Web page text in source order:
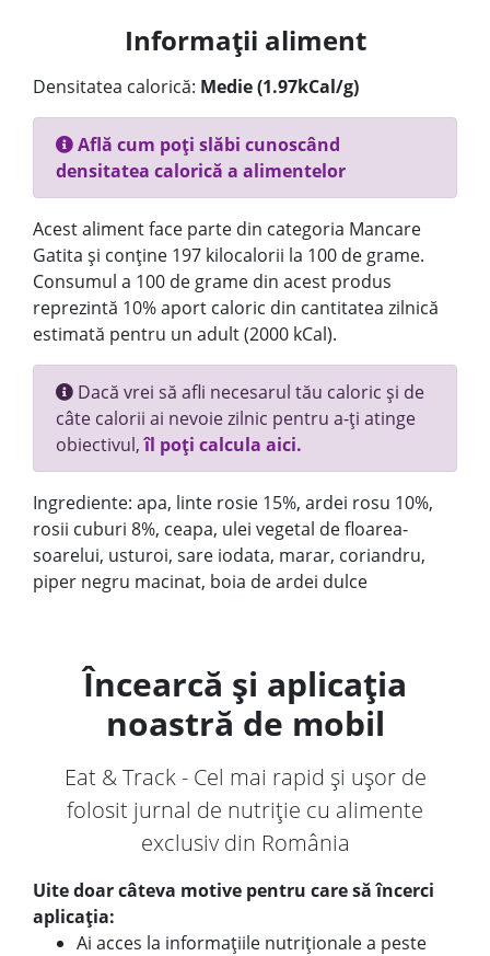
Informații aliment
Densitatea calorică: Medie (1.97kCal/g)
Află cum poți slăbi cunoscând
densitatea calorică a alimentelor
Acest aliment face parte din categoria Mancare
Gatita și conține 197 kilocalorii la 100 de grame.
Consumul a 100 de grame din acest produs
reprezintă 10% aport caloric din cantitatea zilnică
estimată pentru un adult (2000 kCal).
Dacă vrei să afli necesarul tău caloric și de
câte calorii ai nevoie zilnic pentru a-ți atinge
obiectivul,îl poți calcula aici.
Ingrediente: apa, linte rosie 15%, ardei rosu 10%,
rosii cuburi 8%, ceapa, ulei vegetal de floarea-
soarelui, usturoi, sare iodata, marar, coriandru,
piper negru macinat, boia de ardei dulce
Încearcă și aplicația
noastră de mobil
Eat & Track - Cel mai rapid și ușor de
folosit jurnal de nutriție cu alimente
exclusiv din România
Uite doar câteva motive pentru care să încerci
aplicația:
Ai acces la informațiile nutriționale a peste